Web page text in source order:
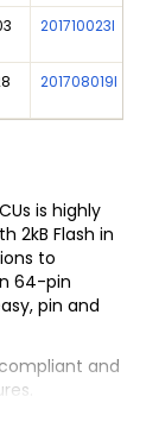
201710023I
201708019I
is highly
2kB Flash in
to
64-pin
pin and
compliant and